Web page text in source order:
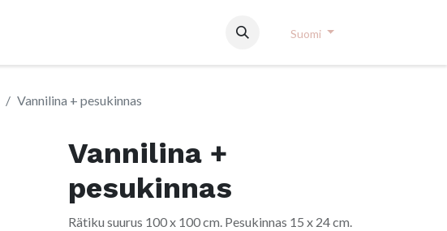
Suomi
Vannilina + pesukinnas
Vannilina +
pesukinnas
Rätiku suurus 100 x 100 cm. Pesukinnas 15 x 24 cm.